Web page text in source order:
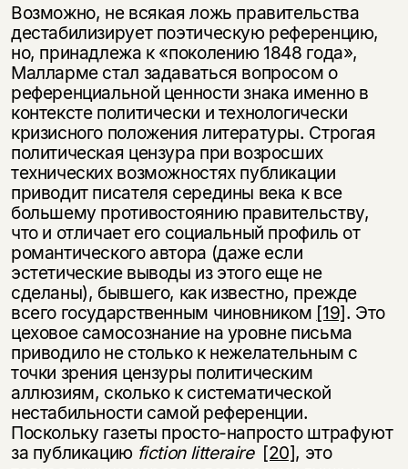
Возможно, не всякая ложь правительства
дестабилизирует поэтическую референцию,
но, принадлежа к «поколению 1848 года»,
Малларме стал задаваться вопросом о
референциальной ценности знака именно в
контексте политически и технологически
кризисного положения литературы. Строгая
политическая цензура при возросших
технических возможностях публикации
приводит писателя середины века к все
большему противостоянию правительству,
что и отличает его социальный профиль от
романтического автора (даже если
эстетические выводы из этого еще не
сделаны), бывшего, как известно, прежде
всего государственным чиновником [19]. Это
цеховое самосознание на уровне письма
приводило не столько к нежелательным с
точки зрения цензуры политическим
аллюзиям, сколько к систематической
нестабильности самой референции.
Поскольку газеты просто-напросто штрафуют
за публикацию fiction litteraire [20], это